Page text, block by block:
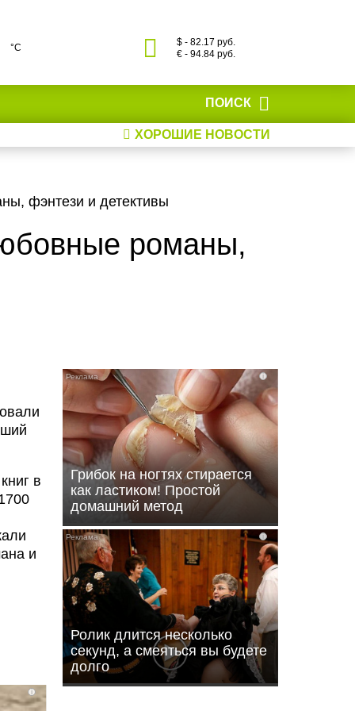
°С
$ - 82.17 руб.
€ - 94.84 руб.
ПОИСК
ХОРОШИЕ НОВОСТИ
фэнтези и детективы
романы,
в
и
i
i
Грибок на ногтях стирается
как ластиком! Простой
домашний метод
i
Ролик длится несколько
секунд, а смеяться вы будете
долго